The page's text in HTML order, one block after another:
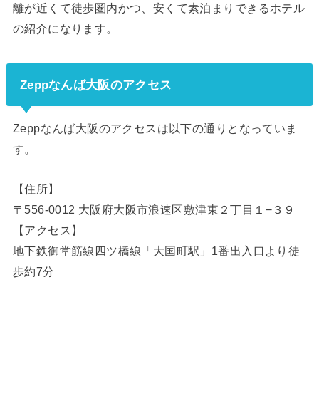
離が近くて徒歩圏内かつ、安くて素泊まりできるホテル
の紹介になります。
Zeppなんば大阪のアクセス
Zeppなんば大阪のアクセスは以下の通りとなっていま
す。
【住所】
〒556-0012 大阪府大阪市浪速区敷津東２丁目１−３９
【アクセス】
地下鉄御堂筋線四ツ橋線「大国町駅」1番出入口より徒
歩約7分